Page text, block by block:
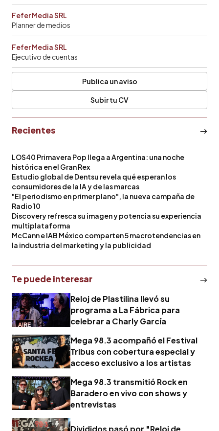
Fefer Media SRL
Planner de medios
Fefer Media SRL
Ejecutivo de cuentas
Publica un aviso
Subir tu CV
Recientes
LOS40 Primavera Pop llega a Argentina: una noche
histórica en el Gran Rex
Estudio global de Dentsu revela qué esperan los
consumidores de la IA y de las marcas
"El periodismo en primer plano", la nueva campaña de
Radio 10
Discovery refresca su imagen y potencia su experiencia
multiplataforma
McCann e IAB México comparten 5 macrotendencias en
la industria del marketing y la publicidad
Te puede interesar
Reloj de Plastilina llevó su
programa a La Fábrica para
celebrar a Charly García
Mega 98.3 acompañó el Festival
Tribus con cobertura especial y
acceso exclusivo a los artistas
Mega 98.3 transmitió Rock en
Baradero en vivo con shows y
entrevistas
Divididos pasó por "Reloj de